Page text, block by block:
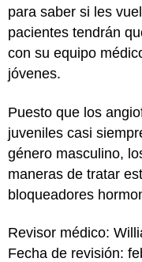
para saber si les
pacientes tendrán
con su equipo
jóvenes.
Puesto que los
juveniles casi
género masculino,
maneras de tratar
bloqueadores
Revisor médico:
Fecha de revisión: